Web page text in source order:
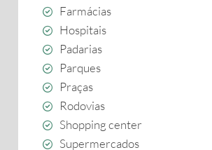
Farmácias
Hospitais
Padarias
Parques
Praças
Rodovias
Shopping center
Supermercados